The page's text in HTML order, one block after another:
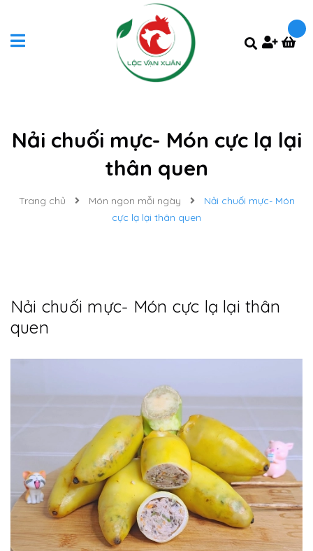
Nải chuối mực- Món cực lạ lại
thân quen
Trang chủ Món ngon mỗi ngày
Nải chuối mực- Món
cực lạ lại thân quen
Nải chuối mực- Món cực lạ lại thân
quen